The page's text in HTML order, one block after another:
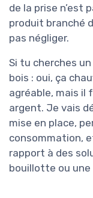
de la prise n’est
produit branché
pas négliger.
Si tu cherches
bois : oui, ça
agréable, mais il
argent. Je vais
mise en place,
consommation,
rapport à des
bouillotte ou